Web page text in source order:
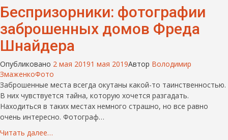
Беспризорники: фотографии
заброшенных домов Фреда
Шнайдера
Опубликовано 2 мая 20191 мая 2019Автор Володимир
ЗмаженкоФото
Заброшенные места всегда окутаны какой-то таинственностью.
В них чувствуется тайна, которую хочется разгадать.
Находиться в таких местах немного страшно, но все равно
очень интересно. Фотограф…
Читать далее…